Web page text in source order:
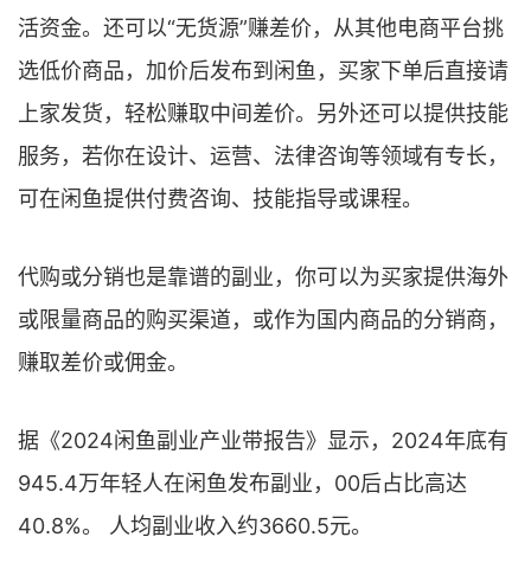
活资金。还可以“无货源”赚差价，从其他电商平台挑
选低价商品，加价后发布到闲鱼，买家下单后直接请
上家发货，轻松赚取中间差价。另外还可以提供技能
服务，若你在设计、运营、法律咨询等领域有专长，
可在闲鱼提供付费咨询、技能指导或课程。
代购或分销也是靠谱的副业，你可以为买家提供海外
或限量商品的购买渠道，或作为国内商品的分销商，
赚取差价或佣金。
据《2024闲鱼副业产业带报告》显示，2024年底有
945.4万年轻人在闲鱼发布副业，00后占比高达
40.8%。 人均副业收入约3660.5元。